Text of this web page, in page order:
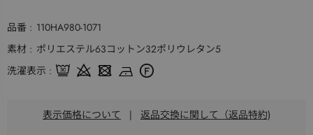
品番
110HA980-1071
素材
ポリエステル63コットン32ポリウレタン5
洗濯表示
表示価格について | 返品交換に関して（返品特約)